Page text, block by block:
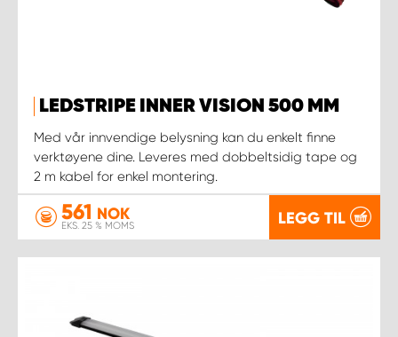
LEDSTRIPE INNER VISION 500 MM
Med vår innvendige belysning kan du enkelt finne
verktøyene dine. Leveres med dobbeltsidig tape og
2 m kabel for enkel montering.
561 NOK
EKS. 25 % MOMS LEGG TIL